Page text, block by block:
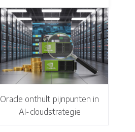
Oracle onthult pijnpunten in
AI-cloudstrategie